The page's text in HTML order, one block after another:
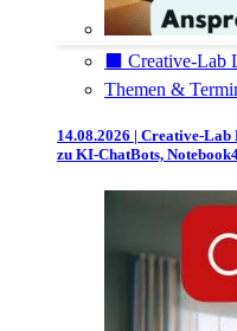
⬛️ Creative-Lab
Themen &
14.08.2026 | Creative-
zu KI-ChatBots,